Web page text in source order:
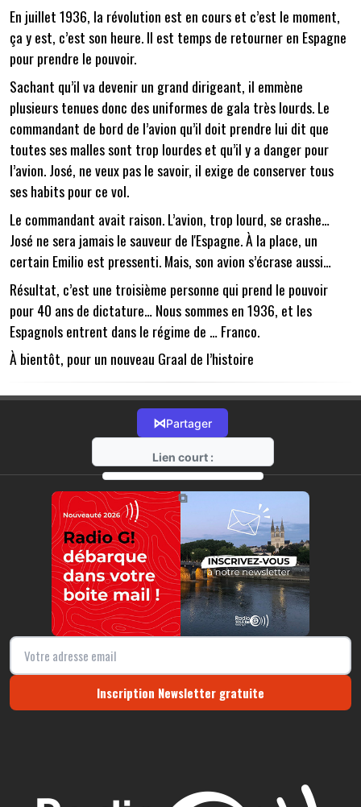
En juillet 1936, la révolution est en cours et c’est le moment,
ça y est, c’est son heure. Il est temps de retourner en Espagne
pour prendre le pouvoir.
Sachant qu’il va devenir un grand dirigeant, il emmène
plusieurs tenues donc des uniformes de gala très lourds. Le
commandant de bord de l’avion qu’il doit prendre lui dit que
toutes ses malles sont trop lourdes et qu’il y a danger pour
l’avion. José, ne veux pas le savoir, il exige de conserver tous
ses habits pour ce vol.
Le commandant avait raison. L’avion, trop lourd, se crashe…
José ne sera jamais le sauveur de l'Espagne. À la place, un
certain Emilio est pressenti. Mais, son avion s’écrase aussi…
Résultat, c’est une troisième personne qui prend le pouvoir
pour 40 ans de dictature… Nous sommes en 1936, et les
Espagnols entrent dans le régime de … Franco.
À bientôt, pour un nouveau Graal de l’histoire
⋈Partager
Lien court :
https://radio-g.fr?15115
⧉
Inscription Newsletter gratuite